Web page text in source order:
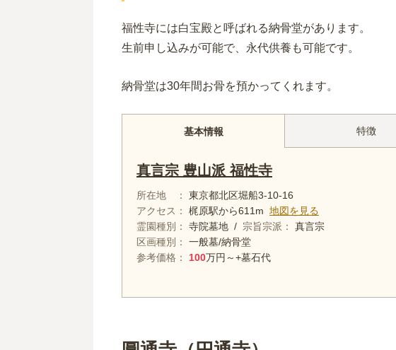
福性寺には白宝殿と呼ばれる納骨堂があります。
生前申し込みが可能で、永代供養も可能です。
納骨堂は30年間お骨を預かってくれます。
基本情報 特徴
真言宗 豊山派 福性寺
所在地
東京都北区堀船3-10-16
アクセス
梶原駅から611m 地図を見る
霊園種別
寺院墓地 / 宗旨宗派
真言宗
区画種別
一般墓/納骨堂
参考価格
100万円～+墓石代